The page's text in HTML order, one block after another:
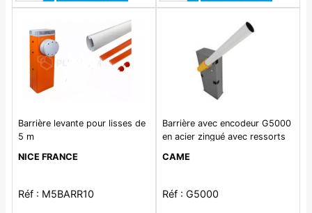
Barrière levante pour lisses de
5 m
NICE FRANCE
Réf : M5BARR10
Barrière avec encodeur G5000
en acier zingué avec ressorts
CAME
Réf : G5000